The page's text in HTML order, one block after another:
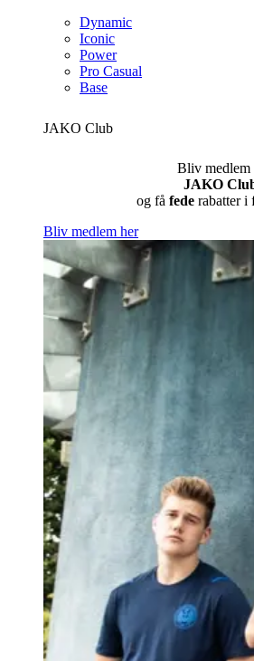
Dynamic
Iconic
Power
Pro Casual
Base
JAKO Club
Bliv medlem
JAKO
og få federabatter i
Bliv medlem her